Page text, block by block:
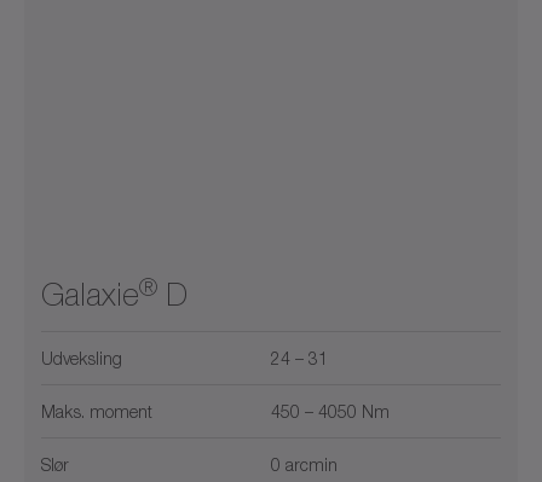
Galaxie® D
Udveksling 24 – 31
Maks. moment 450 – 4050 Nm
Slør 0 arcmin